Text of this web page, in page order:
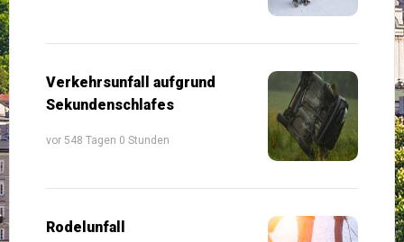
Verkehrsunfall aufgrund
Sekundenschlafes
vor 548 Tagen 0 Stunden
Rodelunfall